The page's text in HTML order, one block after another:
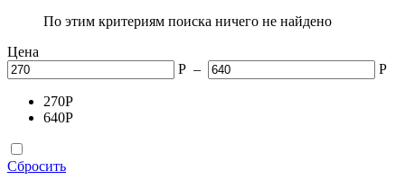
По этим критериям поиска ничего не найдено
Цена
Р – Р
270Р
640Р
Сбросить